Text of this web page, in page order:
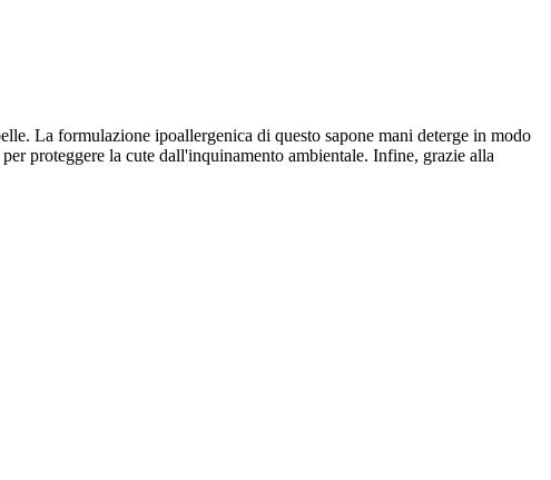
La formulazione ipoallergenica di questo sapone mani deterge in modo
proteggere la cute dall'inquinamento ambientale. Infine, grazie alla